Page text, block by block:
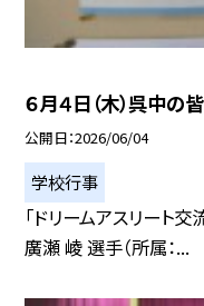
６月４日（木）呉中の
公開日 2026/06/04
学校行事
「ドリームアスリート交
廣瀬 崚 選手（所属：...